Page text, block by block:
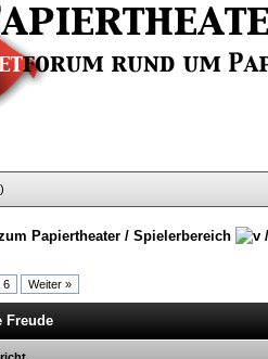
)
Papiertheater / Spielerbereich
6 Weiter »
Freude